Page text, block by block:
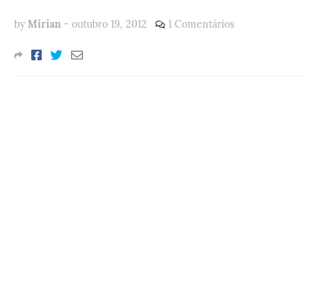
by Mirian - outubro 19, 2012 1 Comentários